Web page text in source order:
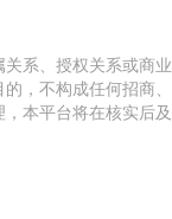
系、授权关系或商业
，不构成任何招商、
本平台将在核实后及